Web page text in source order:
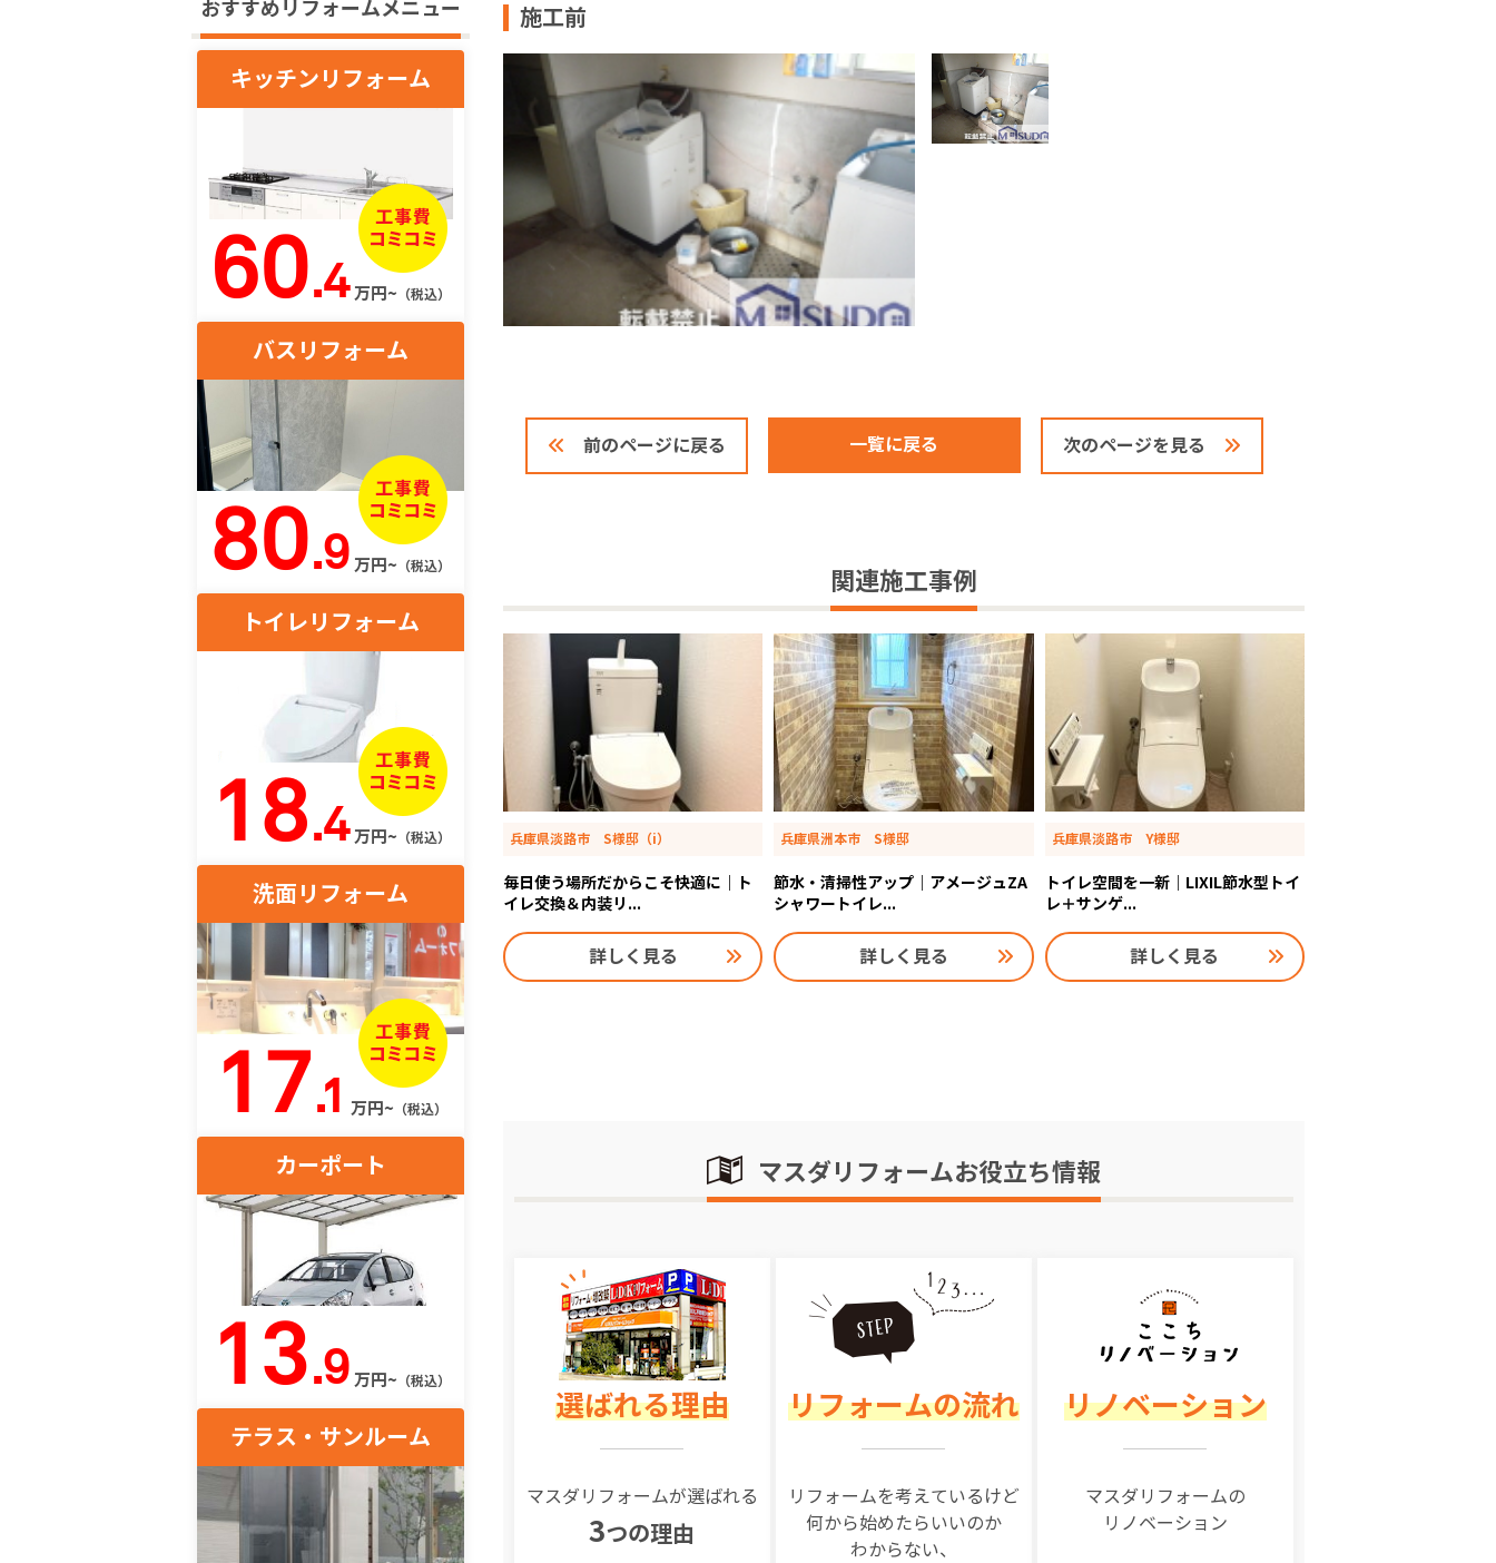
施工前
前のページに戻る 一覧に戻る 次のページを見る
関連施工事例
兵庫県淡路市 S様邸（i）
毎日使う場所だからこそ快適に｜ト
イレ交換＆内装リ...
詳しく見る
兵庫県洲本市 S様邸
節水・清掃性アップ｜アメージュZA
シャワートイレ...
詳しく見る
兵庫県淡路市 Y様邸
トイレ空間を一新｜LIXIL節水型トイ
レ＋サンゲ...
詳しく見る
マスダリフォームお役立ち情報
選ばれる理由
マスダリフォームが選ばれる
3つの理由
リフォームの流れ
リフォームを考えているけど
何から始めたらいいのか
わからない、
リノベーション
マスダリフォームの
リノベーション
おすすめリフォームメニュー
キッチンリフォーム
60.4万円~ （税込）
バスリフォーム
80.9 万円~ （税込）
トイレリフォーム
18.4万円~ （税込）
洗面リフォーム
17.1 万円~ （税込）
カーポート
13.9 万円~ （税込）
テラス・サンルーム